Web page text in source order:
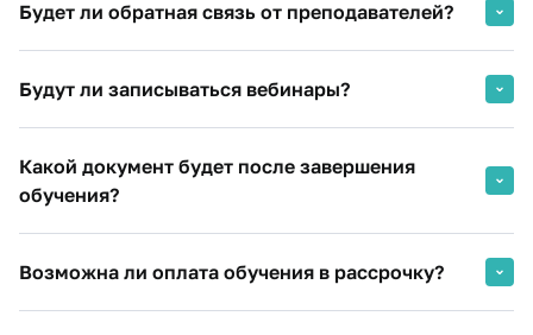
и(или) высшее образование.
Студенты вузов (при предоставлении справки из
Будет ли обратная связь от преподавателей?
слушателей и дают комментарии по их работам
Будут ли записываться вебинары?
в личном кабинете. Вы сможете посмотреть его в любое
удобное для Вас время.
Какой документ будет после завершения
обучения?
диплом о профессиональной переподготовке или
Возможна ли оплата обучения в рассрочку?